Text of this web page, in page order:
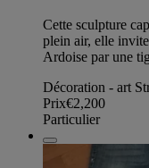
Cette sculpture
plein air, elle
Ardoise par une
Décoration - art
Prix€2,200
Particulier